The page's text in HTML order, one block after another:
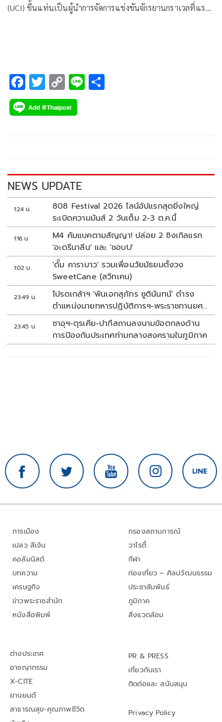
(UCI) ขึ้นแท่นเป็นผู้นำการจัดการแข่งขันจักรยานกราเวลที่แรก
F
ac
e
k
T
wi
tt
C
o
p
k
Li
NEWS UPDATE
1:24 น.
808 Festival 2026 ไลน์อัปแรกสุดยิ่งใหญ่
ระเบิดความมันส์ 2 วันเต็ม 2-3 ต.ค.นี้
1:16 น.
M4 คัมแบคตามสัญญา! ปล่อย 2 ซิงเกิลแรก
'อะดรีนาลีน' และ 'ชอบU'
1:02 น.
'ดั๊ม คาราบาว' รวมเพื่อนวัยมัธยมตั้งวง
SweetCane (สวีทเคน)
23:49 น.
โปรดเกล้าฯ 'พันเอกสุภัทร ชูตินันทน์' ดำรง
ตำแหน่งนายทหารปฏิบัติการฯ-พระราชทานยศ
'พลตรี'
23:45 น.
ซาอุฯ-ตุรเคีย-ปากีสถานลงนามข้อตกลงด้าน
การป้องกันประเทศท่ามกลางสงครามในภูมิภาค
การเมือง
เปลว สีเงิน
คอลัมนิสต์
บทความ
เศรษฐกิจ
ข่าวพระราชสำนัก
หนังสือพิมพ์
กรองสถานการณ์
วาไรตี้
กีฬา
ท่องเที่ยว – ศิลปวัฒนธรรม
ประชาสัมพันธ์
ภูมิภาค
สิ่งแวดล้อม
ต่างประเทศ
อาชญากรรม
X-CITE
ยานยนต์
สาธารณสุข-คุณภาพชีวิต
PR & PRESS
เกี่ยวกับเรา
ติดต่อและ สนับสนุน
Privacy Policy